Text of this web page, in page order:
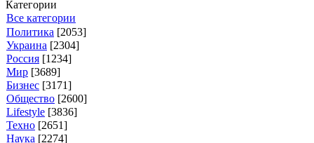
Категории
Все категории
Политика [2053]
Украина [2304]
Россия [1234]
Мир [3689]
Бизнес [3171]
Общество [2600]
Lifestyle [3836]
Техно [2651]
Наука [2274]